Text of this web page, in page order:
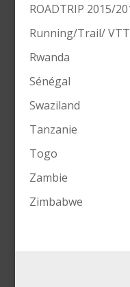
ROADTRIP 2015/
Running/Trail/
Rwanda
Sénégal
Swaziland
Tanzanie
Togo
Zambie
Zimbabwe